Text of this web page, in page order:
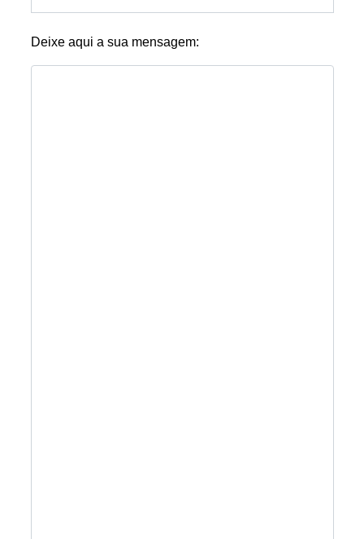
Deixe aqui a sua mensagem: